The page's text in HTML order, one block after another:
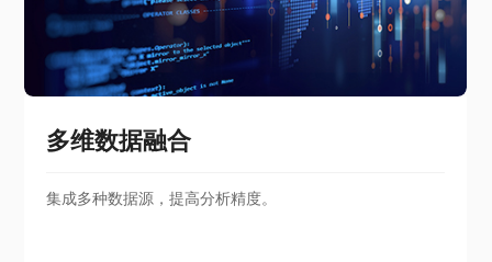
多维数据融合
集成多种数据源，提高分析精度。